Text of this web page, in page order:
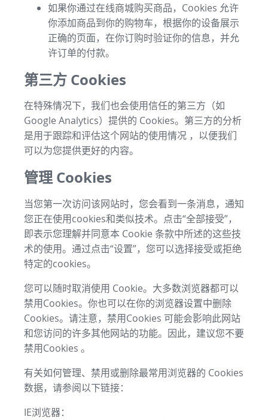
如果你通过在线商城购买商品，Cookies 允许
你添加商品到你的购物车，根据你的设备展示
正确的页面，在你订购时验证你的信息，并允
许订单的付款。
第三方 Cookies
在特殊情况下，我们也会使用信任的第三方（如
Google Analytics）提供的 Cookies。第三方的分析
是用于跟踪和评估这个网站的使用情况 ，以便我们
可以为您提供更好的内容。
管理 Cookies
当您第一次访问该网站时，您会看到一条消息，通知
您正在使用cookies和类似技术。点击“全部接受”，
即表示您理解并同意本 Cookie 条款中所述的这些技
术的使用。通过点击“设置”，您可以选择接受或拒绝
特定的cookies。
您可以随时取消使用 Cookie。大多数浏览器都可以
禁用Cookies。你也可以在你的浏览器设置中删除
Cookies。请注意，禁用Cookies 可能会影响此网站
和您访问的许多其他网站的功能。因此，建议您不要
禁用Cookies 。
有关如何管理、禁用或删除最常用浏览器的 Cookies
数据，请参阅以下链接：
IE浏览器：